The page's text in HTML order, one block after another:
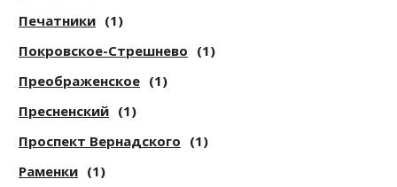
Печатники (1)
Покровское-Стрешнево (1)
Преображенское (1)
Пресненский (1)
Проспект Вернадского (1)
Раменки (1)